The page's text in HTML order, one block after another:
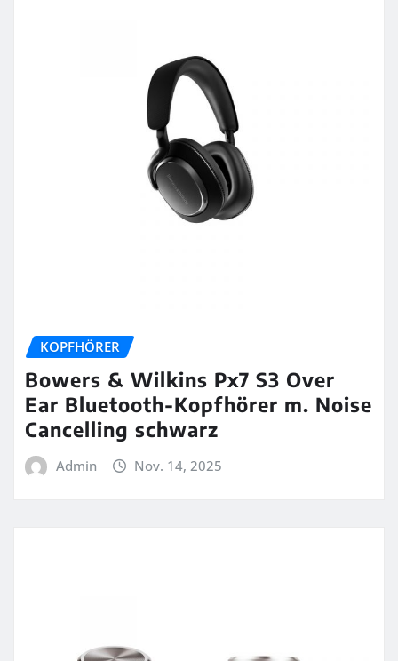
KOPFHÖRER
Bowers & Wilkins Px7 S3 Over
Ear Bluetooth-Kopfhörer m. Noise
Cancelling schwarz
Admin Nov. 14, 2025